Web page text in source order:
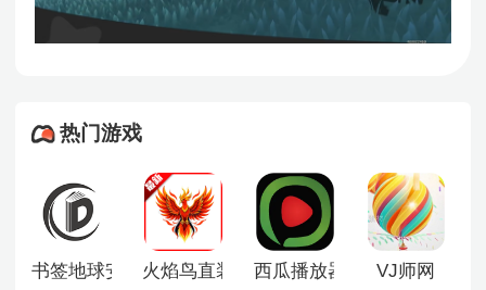
热门游戏
书签地球安卓版火焰鸟直装6.0最新版
西瓜播放器 VJ师网